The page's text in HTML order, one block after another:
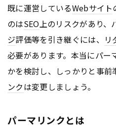
既に運営しているWebサイト
のはSEO上のリスクがあり、
ジ評価等を引き継ぐには、 リ
必要があります。本当にパー
かを検討し、しっかりと事前
ンクは変更しましょう。
パーマリンクとは